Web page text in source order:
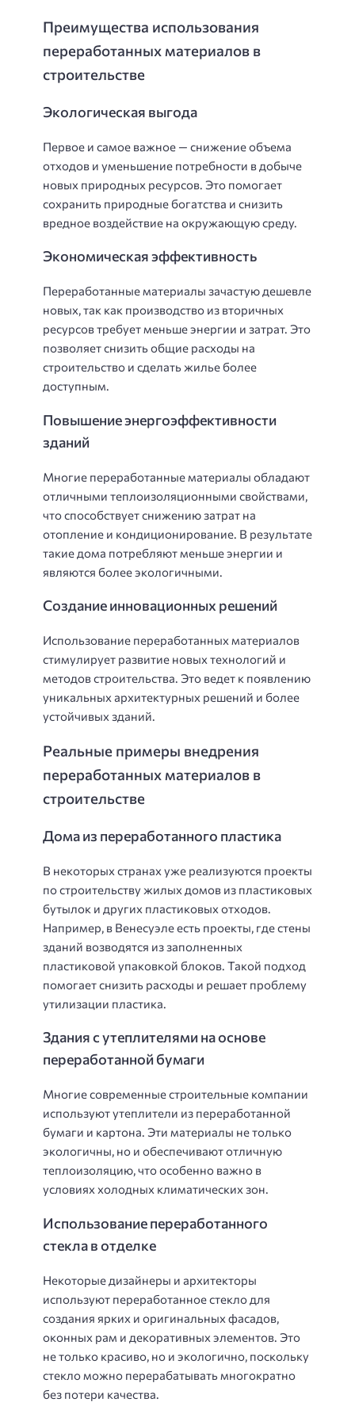
Преимущества использования
переработанных материалов в
строительстве
Экологическая выгода
Первое и самое важное — снижение объема
отходов и уменьшение потребности в добыче
новых природных ресурсов. Это помогает
сохранить природные богатства и снизить
вредное воздействие на окружающую среду.
Экономическая эффективность
Переработанные материалы зачастую дешевле
новых, так как производство из вторичных
ресурсов требует меньше энергии и затрат. Это
позволяет снизить общие расходы на
строительство и сделать жилье более
доступным.
Повышение энергоэффективности
зданий
Многие переработанные материалы обладают
отличными теплоизоляционными свойствами,
что способствует снижению затрат на
отопление и кондиционирование. В результате
такие дома потребляют меньше энергии и
являются более экологичными.
Создание инновационных решений
Использование переработанных материалов
стимулирует развитие новых технологий и
методов строительства. Это ведет к появлению
уникальных архитектурных решений и более
устойчивых зданий.
Реальные примеры внедрения
переработанных материалов в
строительстве
Дома из переработанного пластика
В некоторых странах уже реализуются проекты
по строительству жилых домов из пластиковых
бутылок и других пластиковых отходов.
Например, в Венесуэле есть проекты, где стены
зданий возводятся из заполненных
пластиковой упаковкой блоков. Такой подход
помогает снизить расходы и решает проблему
утилизации пластика.
Здания с утеплителями на основе
переработанной бумаги
Многие современные строительные компании
используют утеплители из переработанной
бумаги и картона. Эти материалы не только
экологичны, но и обеспечивают отличную
теплоизоляцию, что особенно важно в
условиях холодных климатических зон.
Использование переработанного
стекла в отделке
Некоторые дизайнеры и архитекторы
используют переработанное стекло для
создания ярких и оригинальных фасадов,
оконных рам и декоративных элементов. Это
не только красиво, но и экологично, поскольку
стекло можно перерабатывать многократно
без потери качества.